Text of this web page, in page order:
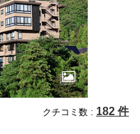
クチコミ数 : 182 件